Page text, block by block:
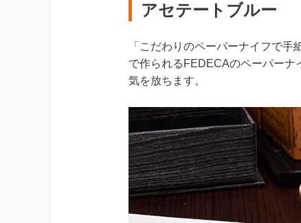
アセテートブルー
「こだわりのペーパーナイフで
で作られるFEDECAのペーパーナ
気を放ちます。